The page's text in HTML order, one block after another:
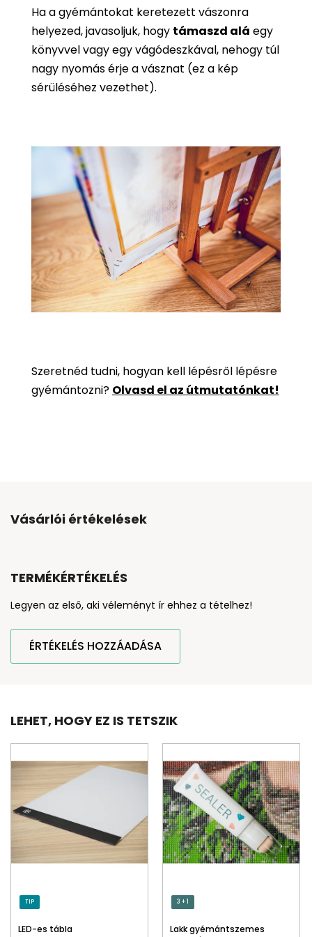
Ha a gyémántokat keretezett vászonra
helyezed, javasoljuk, hogy támaszd alá egy
könyvvel vagy egy vágódeszkával, nehogy túl
nagy nyomás érje a vásznat (ez a kép
sérüléséhez vezethet).
Szeretnéd tudni, hogyan kell lépésről lépésre
gyémántozni? Olvasd el az útmutatónkat!
Vásárlói értékelések
TERMÉKÉRTÉKELÉS
Legyen az első, aki véleményt ír ehhez a tételhez!
ÉRTÉKELÉS HOZZÁADÁSA
LEHET, HOGY EZ IS TETSZIK
TIP
LED-es tábla
3 + 1
Lakk gyémántszemes